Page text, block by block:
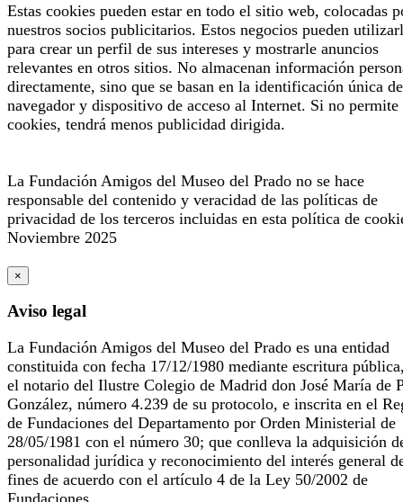
Estas cookies pueden estar en todo el sitio web, colocadas
nuestros socios publicitarios. Estos negocios pueden
para crear un perfil de sus intereses y mostrarle anuncios
relevantes en otros sitios. No almacenan información
directamente, sino que se basan en la identificación única
navegador y dispositivo de acceso al Internet. Si no permite
cookies, tendrá menos publicidad dirigida.
La Fundación Amigos del Museo del Prado no se hace
responsable del contenido y veracidad de las políticas de
privacidad de los terceros incluidas en esta política de
Noviembre 2025
×
Aviso legal
La Fundación Amigos del Museo del Prado es una entidad
constituida con fecha 17/12/1980 mediante escritura
el notario del Ilustre Colegio de Madrid don José María de
González, número 4.239 de su protocolo, e inscrita en el
de Fundaciones del Departamento por Orden Ministerial de
28/05/1981 con el número 30; que conlleva la adquisición
personalidad jurídica y reconocimiento del interés general
fines de acuerdo con el artículo 4 de la Ley 50/2002 de